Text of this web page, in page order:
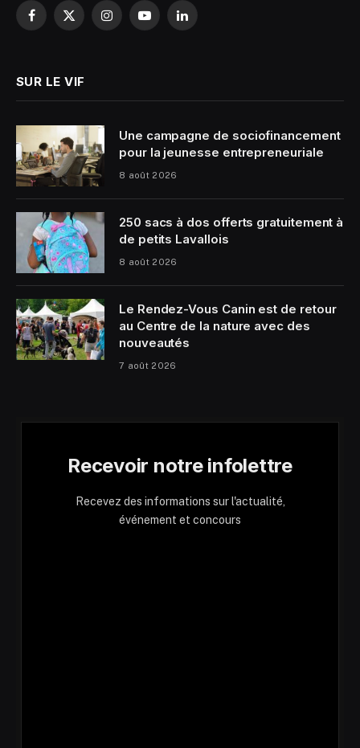
Facebook
X
InstagramYouTubeLinkedIn
SUR LE VIF
Une campagne de sociofinancement
pour la jeunesse entrepreneuriale
8 août 2026
250 sacs à dos offerts gratuitement à
de petits Lavallois
8 août 2026
Le Rendez-Vous Canin est de retour
au Centre de la nature avec des
nouveautés
7 août 2026
Recevoir notre infolettre
Recevez des informations sur l'actualité,
événement et concours